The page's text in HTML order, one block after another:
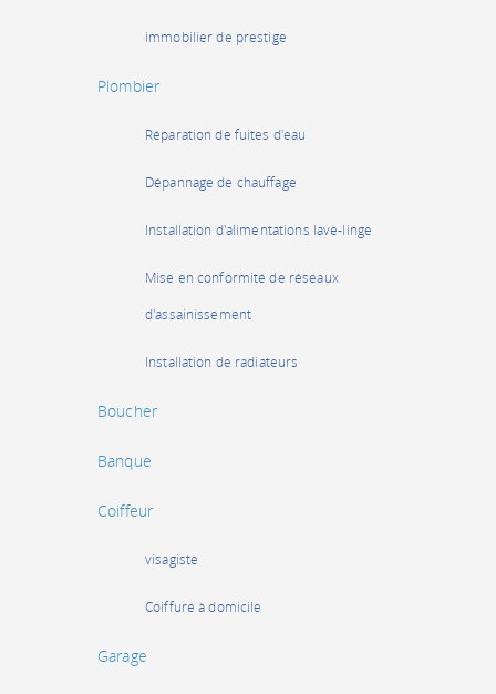
immobilier de prestige
Plombier
Réparation de fuites d'eau
Dépannage de chauffage
Installation d'alimentations lave-linge
Mise en conformité de réseaux
d'assainissement
Installation de radiateurs
Boucher
Banque
Coiffeur
visagiste
Coiffure à domicile
Garage